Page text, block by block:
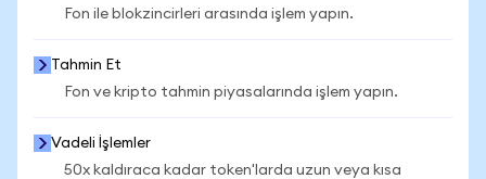
Fon ile blokzincirleri arasında işlem yapın.
Tahmin Et
Fon ve kripto tahmin piyasalarında işlem yapın.
Vadeli İşlemler
50x kaldıraca kadar token'larda uzun veya kısa